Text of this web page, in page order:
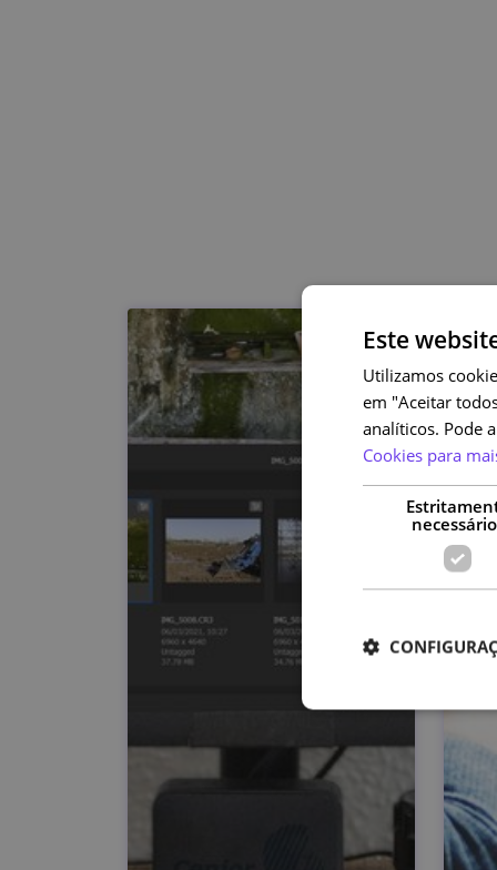
Este
Utilizamos
em "Aceitar
analíticos. Pode
Cookies para